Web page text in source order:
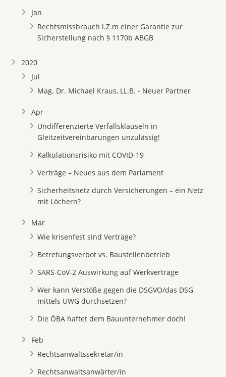
Jan
Rechtsmissbrauch i.Z.m einer Garantie zur
Sicherstellung nach § 1170b ABGB
2020
Jul
Mag. Dr. Michael Kraus, LL.B. - Neuer Partner
Apr
Undifferenzierte Verfallsklauseln in
Gleitzeitvereinbarungen unzulässig!
Kalkulationsrisiko mit COVID-19
Verträge – Neues aus dem Parlament
Sicherheitsnetz durch Versicherungen – ein Netz
mit Löchern?
Mar
Wie krisenfest sind Verträge?
Betretungsverbot vs. Baustellenbetrieb
SARS-CoV-2 Auswirkung auf Werkverträge
Wer kann Verstöße gegen die DSGVO/das DSG
mittels UWG durchsetzen?
Die ÖBA haftet dem Bauunternehmer doch!
Feb
Rechtsanwaltssekretär/in
Rechtsanwaltsanwärter/in